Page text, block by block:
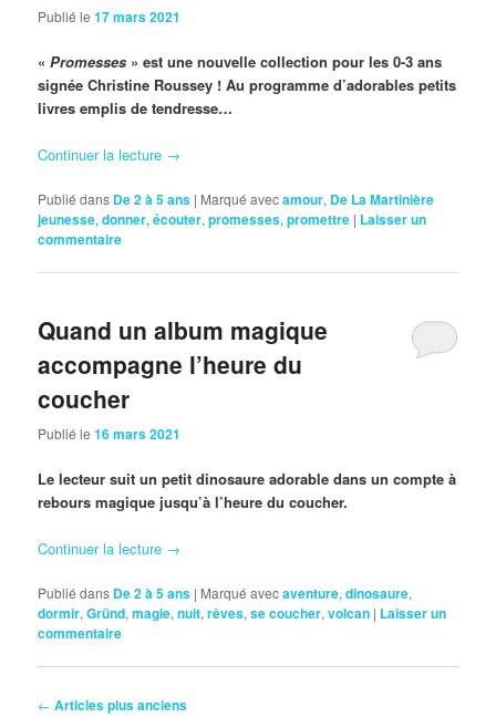
Publié le17 mars 2021
«Promesses » est une nouvelle collection pour les 0-3 ans
signée Christine Roussey ! Au programme d’adorables petits
livres emplis de tendresse…
Continuer la lecture →
Publié dans De 2 à 5 ans | Marqué avecamour, De La Martinière
jeunesse,donner,écouter,promesses,promettre | Laisser un
commentaire
Quand un album magique
accompagne l’heure du
coucher
Publié le16 mars 2021
Le lecteur suit un petit dinosaure adorable dans un compte à
rebours magique jusqu’à l’heure du coucher.
Continuer la lecture →
Publié dans De 2 à 5 ans | Marqué avecaventure,dinosaure,
dormir,Gründ,magie,nuit,rêves,se coucher,volcan | Laisser un
commentaire
Navigation
← Articles plus anciens